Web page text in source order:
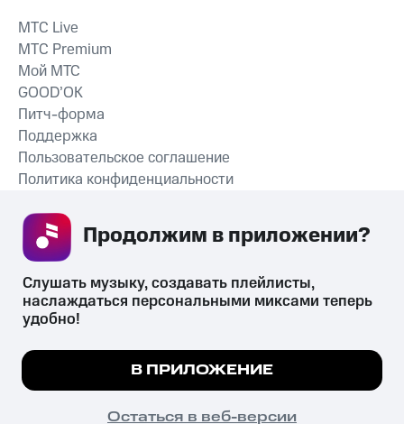
СКАЧАТЬ ПРИЛОЖЕНИЕ
MTС Live
MTС Premium
Мой МТС
GOOD’OK
Питч-форма
Поддержка
Пользовательское соглашение
Политика конфиденциальности
психотропных веществ, их аналогов причиняет вред здоровью,
их незаконный оборот запрещён и влечёт установленную
законодательством ответственность.
© 2026 ООО «КИОН».
Мы используем куки, чтобы на сайте все
Подробнее
ПОНЯТНО
Слушать музыку, создавать плейлисты,
наслаждаться персональными миксами теперь
удобно!
В ПРИЛОЖЕНИЕ
Остаться в веб-версии